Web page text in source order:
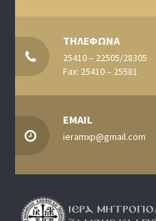
ΤΗΛΕΦΩΝΑ
25410 – 22505/28305
Fax: 25410 – 25581
EMAIL
ieramxp@gmail.com